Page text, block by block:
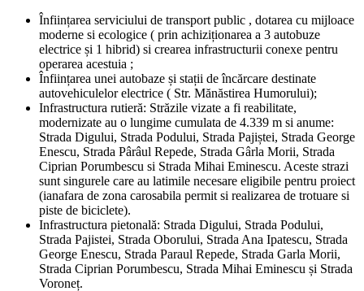
Înființarea serviciului de transport public , dotarea cu mijloace
moderne si ecologice ( prin achiziționarea a 3 autobuze
electrice și 1 hibrid) si crearea infrastructurii conexe pentru
operarea acestuia ;
Înființarea unei autobaze și stații de încărcare destinate
autovehiculelor electrice ( Str. Mănăstirea Humorului);
Infrastructura rutieră: Străzile vizate a fi reabilitate,
modernizate au o lungime cumulata de 4.339 m si anume:
Strada Digului, Strada Podului, Strada Pajiștei, Strada George
Enescu, Strada Pârâul Repede, Strada Gârla Morii, Strada
Ciprian Porumbescu si Strada Mihai Eminescu. Aceste strazi
sunt singurele care au latimile necesare eligibile pentru proiect
(ianafara de zona carosabila permit si realizarea de trotuare si
piste de biciclete).
Infrastructura pietonală: Strada Digului, Strada Podului,
Strada Pajistei, Strada Oborului, Strada Ana Ipatescu, Strada
George Enescu, Strada Paraul Repede, Strada Garla Morii,
Strada Ciprian Porumbescu, Strada Mihai Eminescu și Strada
Voroneț.